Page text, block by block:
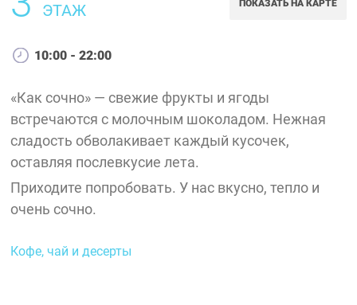
ЭТАЖ ПОКАЗАТЬ НА КАРТЕ
10:00 - 22:00
«Как сочно» — свежие фрукты и ягоды
встречаются с молочным шоколадом. Нежная
сладость обволакивает каждый кусочек,
оставляя послевкусие лета.
Приходите попробовать. У нас вкусно, тепло и
очень сочно.
Кофе, чай и десерты